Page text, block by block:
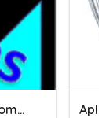
Kuis Turunan Fungsi Trigonometri